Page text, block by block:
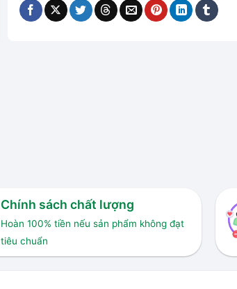
Chính sách chất lượng
Hoàn 100% tiền nếu sản phẩm không đạt
tiêu chuẩn